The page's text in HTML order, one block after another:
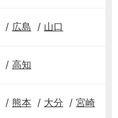
広島 山口
高知
熊本 大分
宮崎